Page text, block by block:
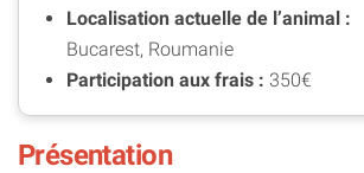
Localisation actuelle de l’animal :
Bucarest, Roumanie
Participation aux frais : 350€
Présentation